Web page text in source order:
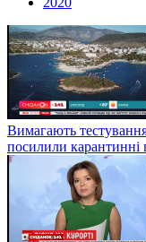
Вимагають
посилили карантинні